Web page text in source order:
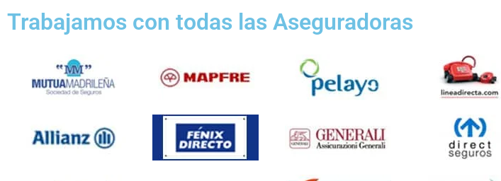
Trabajamos con todas las Aseguradoras